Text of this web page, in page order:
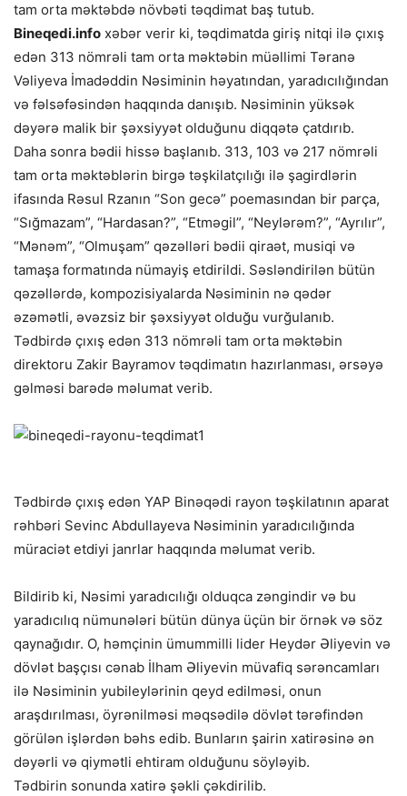
tam orta məktəbdə növbəti təqdimat baş tutub.
Bineqedi.info xəbər verir ki, təqdimatda giriş nitqi ilə çıxış
edən 313 nömrəli tam orta məktəbin müəllimi Təranə
Vəliyeva İmadəddin Nəsiminin həyatından, yaradıcılığından
və fəlsəfəsindən haqqında danışıb. Nəsiminin yüksək
dəyərə malik bir şəxsiyyət olduğunu diqqətə çatdırıb.
Daha sonra bədii hissə başlanıb. 313, 103 və 217 nömrəli
tam orta məktəblərin birgə təşkilatçılığı ilə şagirdlərin
ifasında Rəsul Rzanın “Son gecə” poemasından bir parça,
“Sığmazam”, “Hardasan?”, “Etməgil”, “Neylərəm?”, “Ayrılır”,
“Mənəm”, “Olmuşam” qəzəlləri bədii qiraət, musiqi və
tamaşa formatında nümayiş etdirildi. Səsləndirilən bütün
qəzəllərdə, kompozisiyalarda Nəsiminin nə qədər
əzəmətli, əvəzsiz bir şəxsiyyət olduğu vurğulanıb.
Tədbirdə çıxış edən 313 nömrəli tam orta məktəbin
direktoru Zakir Bayramov təqdimatın hazırlanması, ərsəyə
gəlməsi barədə məlumat verib.
Tədbirdə çıxış edən YAP Binəqədi rayon təşkilatının aparat
rəhbəri Sevinc Abdullayeva Nəsiminin yaradıcılığında
müraciət etdiyi janrlar haqqında məlumat verib.
Bildirib ki, Nəsimi yaradıcılığı olduqca zəngindir və bu
yaradıcılıq nümunələri bütün dünya üçün bir örnək və söz
qaynağıdır. O, həmçinin ümummilli lider Heydər Əliyevin və
dövlət başçısı cənab İlham Əliyevin müvafiq sərəncamları
ilə Nəsiminin yubileylərinin qeyd edilməsi, onun
araşdırılması, öyrənilməsi məqsədilə dövlət tərəfindən
görülən işlərdən bəhs edib. Bunların şairin xatirəsinə ən
dəyərli və qiymətli ehtiram olduğunu söyləyib.
Tədbirin sonunda xatirə şəkli çəkdirilib.